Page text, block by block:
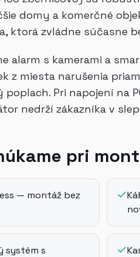
domy a komerčné
ktorá zvládne súčasne
alarm s kamerami a
z miesta narušenia
poplach. Pri napojení na
nedrží zákazníka v
pri
— montáž bez
systém s